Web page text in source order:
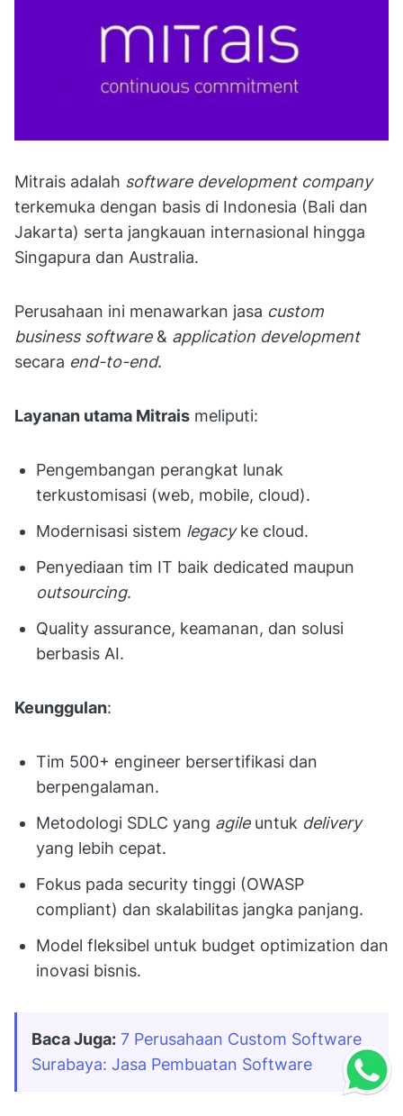
Mitrais adalah software development company
terkemuka dengan basis di Indonesia (Bali dan
Jakarta) serta jangkauan internasional hingga
Singapura dan Australia.
Perusahaan ini menawarkan jasa custom
business software& application development
secara end-to-end.
Layanan utama Mitrais meliputi:
Pengembangan perangkat lunak
terkustomisasi (web, mobile, cloud).
Modernisasi sistem legacyke cloud.
Penyediaan tim IT baik dedicated maupun
outsourcing.
Quality assurance, keamanan, dan solusi
berbasis AI.
Keunggulan:
Tim 500+ engineer bersertifikasi dan
berpengalaman.
Metodologi SDLC yang agileuntuk delivery
yang lebih cepat.
Fokus pada security tinggi (OWASP
compliant) dan skalabilitas jangka panjang.
Model fleksibel untuk budget optimization dan
inovasi bisnis.
Baca Juga: 7 Perusahaan Custom Software
Surabaya: Jasa Pembuatan Software